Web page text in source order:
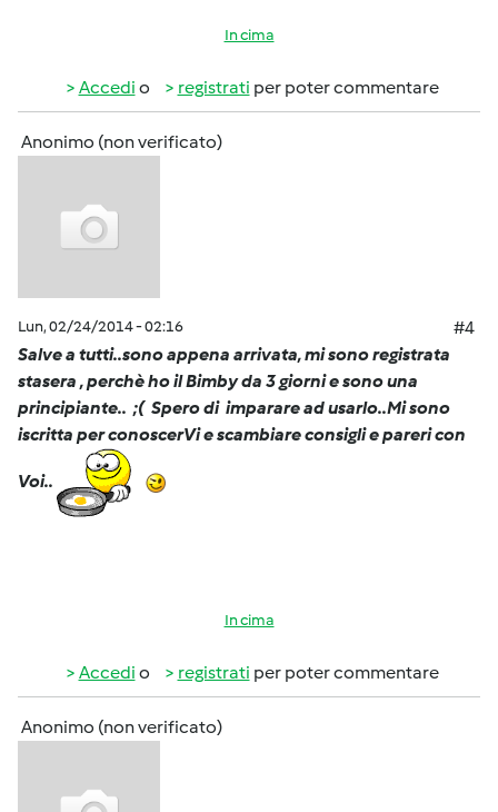
In cima
Accedi o registrati per poter commentare
Anonimo (non verificato)
Lun, 02/24/2014 - 02:16
#4
Salve a tutti..sono appena arrivata, mi sono registrata
stasera , perchè ho il Bimby da 3 giorni e sono una
principiante.. ;( Spero di imparare ad usarlo..Mi sono
iscritta per conoscerVi e scambiare consigli e pareri con
Voi..
In cima
Accedi o registrati per poter commentare
Anonimo (non verificato)